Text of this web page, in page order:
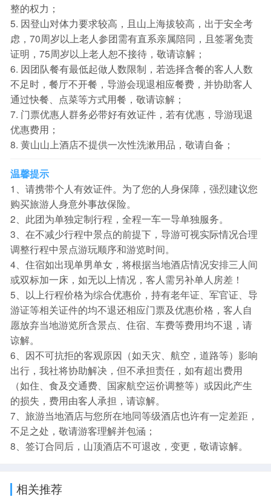
整的权力；
5. 因登山对体力要求较高，且山上海拔较高，出于安全考
虑，70周岁以上老人参团需有直系亲属陪同，且签署免责
证明，75周岁以上老人恕不接待，敬请谅解；
6. 因团队餐有最低起做人数限制，若选择含餐的客人人数
不足时，餐厅不开餐，导游会现退相应餐费，并协助客人
通过快餐、点菜等方式用餐，敬请谅解；
7. 门票优惠人群务必带好有效证件，若有优惠，导游现退
优惠费用；
8. 黄山山上酒店不提供一次性洗漱用品，敬请自备；
温馨提示
1、请携带个人有效证件。为了您的人身保障，强烈建议您
购买旅游人身意外事故保险。
2、此团为单独定制行程，全程一车一导单独服务。
3、在不减少行程中景点的前提下，导游可视实际情况合理
调整行程中景点游玩顺序和游览时间。
4、住宿如出现单男单女，将根据当地酒店情况安排三人间
或双标加一床，如无以上情况，客人需另补单人房差！
5、以上行程价格为综合优惠价，持有老年证、军官证、导
游证等相关证件的均不退还相应门票及优惠价格，客人自
愿放弃当地游览所含景点、住宿、车费等费用均不退，请
谅解。
6、因不可抗拒的客观原因（如天灾、航空，道路等）影响
出行，我社将协助解决，但不承担责任，如有超出费用
（如住、食及交通费、国家航空运价调整等）或因此产生
的损失，费用由客人承担，请谅解。
7、旅游当地酒店与您所在地同等级酒店也许有一定差距，
不足之处，敬请游客理解并包涵；
8、签订合同后，山顶酒店不可退改，变更，敬请谅解。
相关推荐